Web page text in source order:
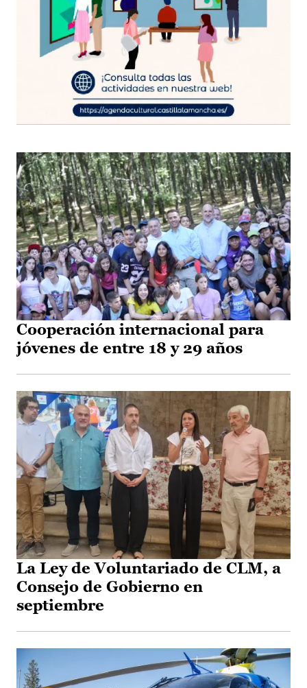
Cooperación internacional para
jóvenes de entre 18 y 29 años
La Ley de Voluntariado de CLM, a
Consejo de Gobierno en
septiembre